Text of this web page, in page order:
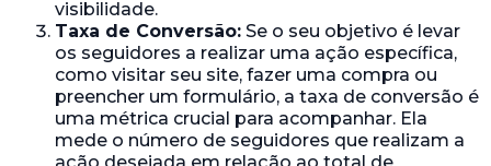
visibilidade.
Taxa de Conversão: Se o seu objetivo é levar
os seguidores a realizar uma ação específica,
como visitar seu site, fazer uma compra ou
preencher um formulário, a taxa de conversão é
uma métrica crucial para acompanhar. Ela
mede o número de seguidores que realizam a
ação desejada em relação ao total de